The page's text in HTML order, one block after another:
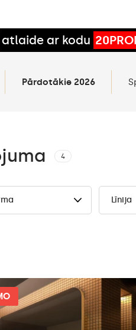
atlaide ar kodu
Pārdotākie 2026
4
Līnija